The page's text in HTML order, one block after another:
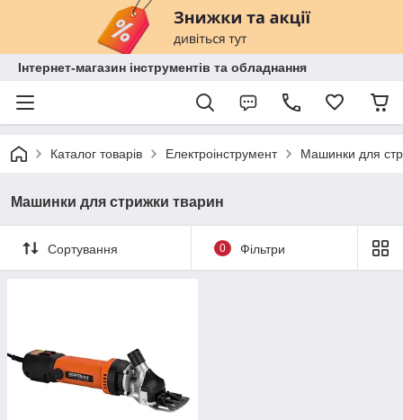
Інтернет-магазин інструментів та обладнання
Каталог товарів Електроінструмент Машинки для
Машинки для стрижки тварин
Сортування 0 Фільтри